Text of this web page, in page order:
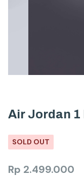
Air Jordan 1
SOLD OUT
Rp 2.499.000